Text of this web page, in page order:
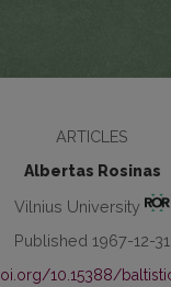
ARTICLES
Albertas Rosinas
Vilnius University
Published 1967-12-31
10.15388/